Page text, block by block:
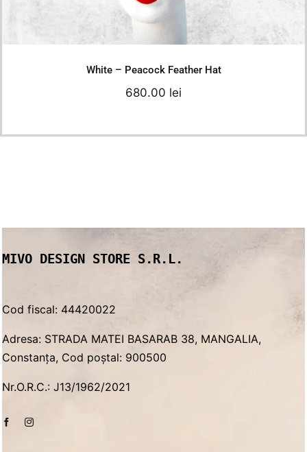
White – Peacock Feather Hat
680.00 lei
MIVO DESIGN STORE S.R.L.
Cod fiscal: 44420022
Adresa: STRADA MATEI BASARAB 38, MANGALIA,
Constanța, Cod poștal: 900500
Nr.O.R.C.: J13/1962/2021